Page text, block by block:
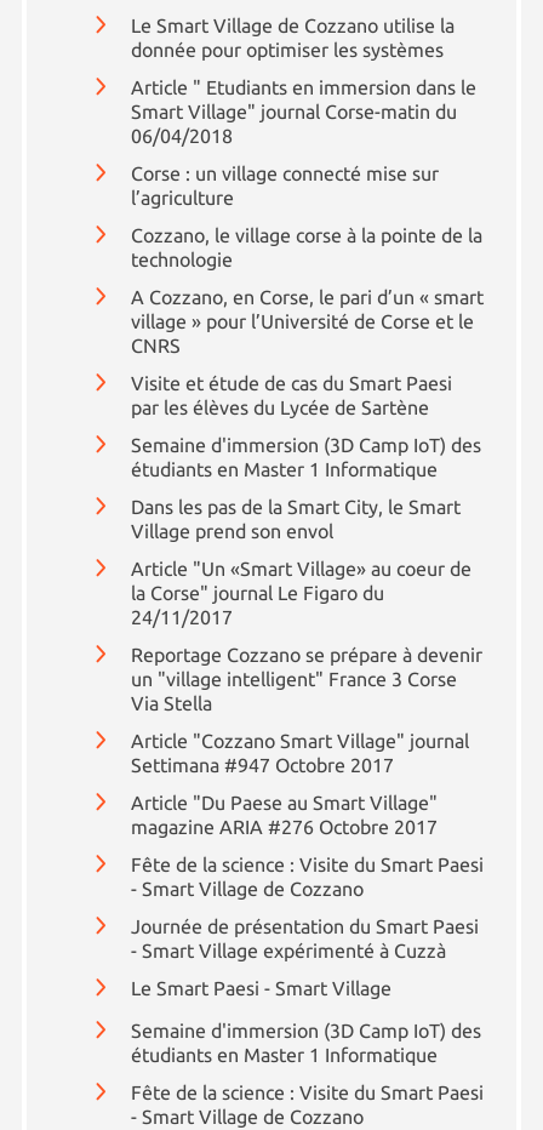
Le Smart Village de Cozzano utilise la
donnée pour optimiser les systèmes
Article " Etudiants en immersion dans le
Smart Village" journal Corse-matin du
06/04/2018
Corse : un village connecté mise sur
l’agriculture
Cozzano, le village corse à la pointe de la
technologie
A Cozzano, en Corse, le pari d’un « smart
village » pour l’Université de Corse et le
CNRS
Visite et étude de cas du Smart Paesi
par les élèves du Lycée de Sartène
Semaine d'immersion (3D Camp IoT) des
étudiants en Master 1 Informatique
Dans les pas de la Smart City, le Smart
Village prend son envol
Article "Un «Smart Village» au coeur de
la Corse" journal Le Figaro du
24/11/2017
Reportage Cozzano se prépare à devenir
un "village intelligent" France 3 Corse
Via Stella
Article "Cozzano Smart Village" journal
Settimana #947 Octobre 2017
Article "Du Paese au Smart Village"
magazine ARIA #276 Octobre 2017
Fête de la science : Visite du Smart Paesi
- Smart Village de Cozzano
Journée de présentation du Smart Paesi
- Smart Village expérimenté à Cuzzà
Le Smart Paesi - Smart Village
Semaine d'immersion (3D Camp IoT) des
étudiants en Master 1 Informatique
Fête de la science : Visite du Smart Paesi
- Smart Village de Cozzano